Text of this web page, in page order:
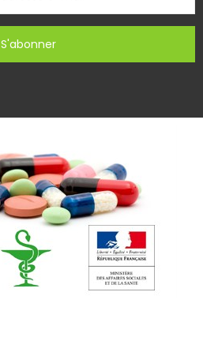
S'abonner